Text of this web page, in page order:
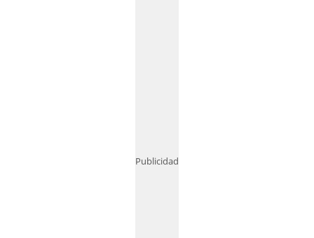
Publicidad